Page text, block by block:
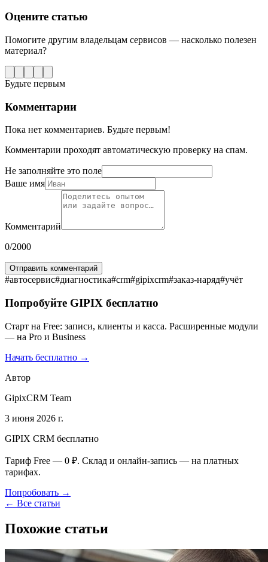
Оцените статью
Помогите другим владельцам сервисов — насколько полезен
материал?
Будьте первым
Комментарии
Пока нет комментариев. Будьте первым!
Комментарии проходят автоматическую проверку на спам.
Не заполняйте это поле
Ваше имя
Комментарий
0/2000
Отправить комментарий
#автосервис#диагностика#crm#gipixcrm#заказ-наряд#учёт
Попробуйте GIPIX бесплатно
Старт на Free: записи, клиенты и касса. Расширенные модули
— на Pro и Business
Начать бесплатно →
Автор
GipixCRM Team
3 июня 2026 г.
GIPIX CRM бесплатно
Тариф Free — 0 ₽. Склад и онлайн-запись — на платных
тарифах.
Попробовать →
← Все статьи
Похожие статьи